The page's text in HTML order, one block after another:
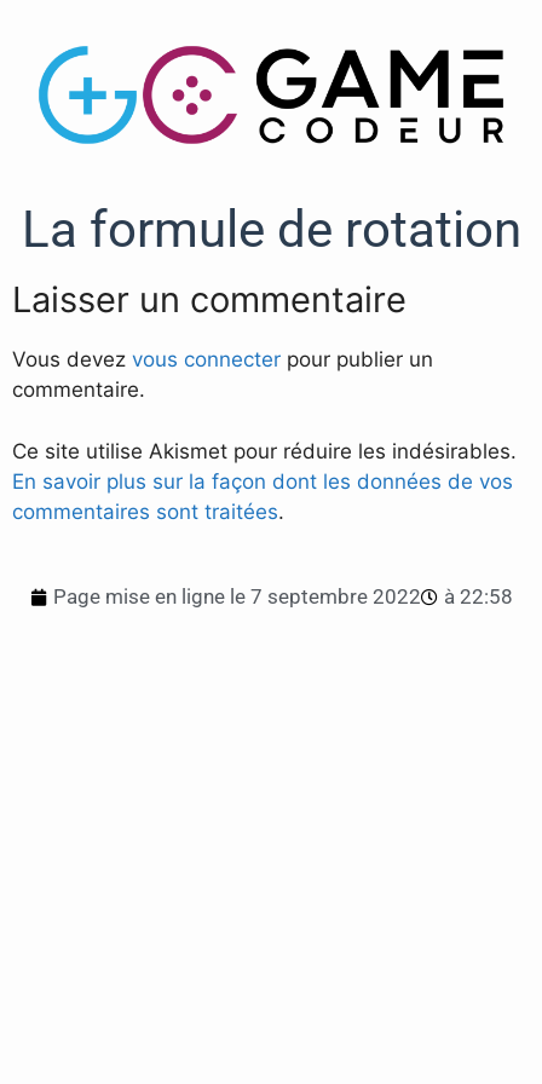
La formule de rotation
Laisser un commentaire
Vous devez vous connecter pour publier un
commentaire.
Ce site utilise Akismet pour réduire les indésirables.
En savoir plus sur la façon dont les données de vos
commentaires sont traitées.
Page mise en ligne le 7 septembre 2022 à 22:58